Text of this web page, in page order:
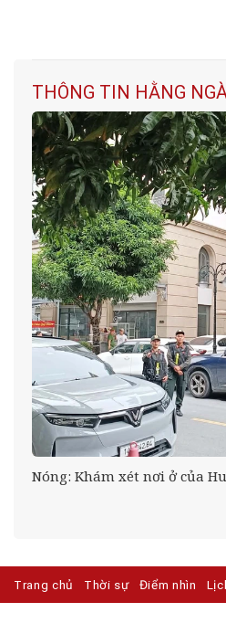
THÔNG TIN HẰNG
Nóng: Khám xét nơi ở của
Trang chủ Thời sự Điểm nhìn